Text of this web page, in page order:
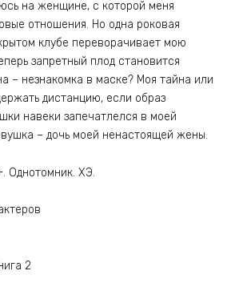
на женщине, с которой меня
отношения. Но одна роковая
клубе переворачивает мою
запретный плод становится
– незнакомка в маске? Моя тайна или
дистанцию, если образ
навеки запечатлелся в моей
– дочь моей ненастоящей жены.
Однотомник. ХЭ.
2